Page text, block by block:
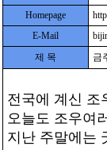
Homepage
E-Mail
제 목
금
전국에 계신 조
오늘도 조우여
지난 주말에는